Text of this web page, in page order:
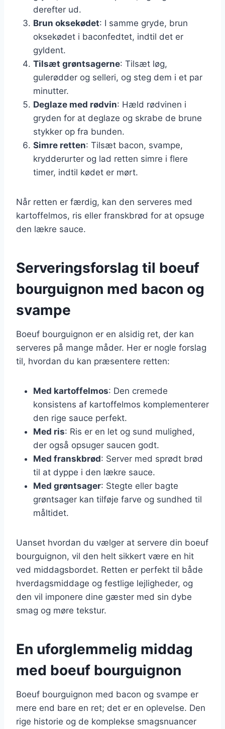
derefter ud.
Brun oksekødet: I samme gryde, brun
oksekødet i baconfedtet, indtil det er
gyldent.
Tilsæt grøntsagerne: Tilsæt løg,
gulerødder og selleri, og steg dem i et par
minutter.
Deglaze med rødvin: Hæld rødvinen i
gryden for at deglaze og skrabe de brune
stykker op fra bunden.
Simre retten: Tilsæt bacon, svampe,
krydderurter og lad retten simre i flere
timer, indtil kødet er mørt.
Når retten er færdig, kan den serveres med
kartoffelmos, ris eller franskbrød for at opsuge
den lækre sauce.
Serveringsforslag til boeuf
bourguignon med bacon og
svampe
Boeuf bourguignon er en alsidig ret, der kan
serveres på mange måder. Her er nogle forslag
til, hvordan du kan præsentere retten:
Med kartoffelmos: Den cremede
konsistens af kartoffelmos komplementerer
den rige sauce perfekt.
Med ris: Ris er en let og sund mulighed,
der også opsuger saucen godt.
Med franskbrød: Server med sprødt brød
til at dyppe i den lækre sauce.
Med grøntsager: Stegte eller bagte
grøntsager kan tilføje farve og sundhed til
måltidet.
Uanset hvordan du vælger at servere din boeuf
bourguignon, vil den helt sikkert være en hit
ved middagsbordet. Retten er perfekt til både
hverdagsmiddage og festlige lejligheder, og
den vil imponere dine gæster med sin dybe
smag og møre tekstur.
En uforglemmelig middag
med boeuf bourguignon
Boeuf bourguignon med bacon og svampe er
mere end bare en ret; det er en oplevelse. Den
rige historie og de komplekse smagsnuancer